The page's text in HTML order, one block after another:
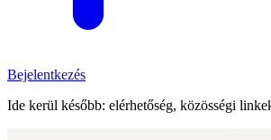
Bejelentkezés
Ide kerül később: elérhetőség, közösségi